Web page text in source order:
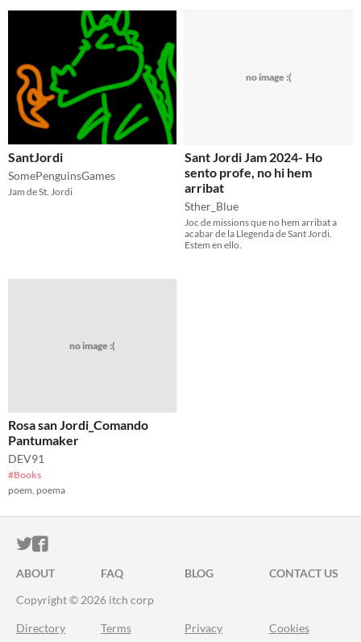
SantJordi
SomePenguinsGames
Jam de St. Jordi
no image :(
Sant Jordi Jam 2024- Ho
sento profe, no hi hem
arribat
Sther_Blue
Joc de missions que no hem arribat a
acabar de la Llegenda de Sant Jordi.
Estem en ello.
no image :(
Rosa san Jordi_Comando
Pantumaker
DEV91
#Books
poem, poema
ITCH.IO ON TWITTER
ITCH.IO ON FACEBOOK
ABOUT FAQ BLOG
CONTACT US
Copyright © 2026 itch corp
Directory Terms Privacy Cookies